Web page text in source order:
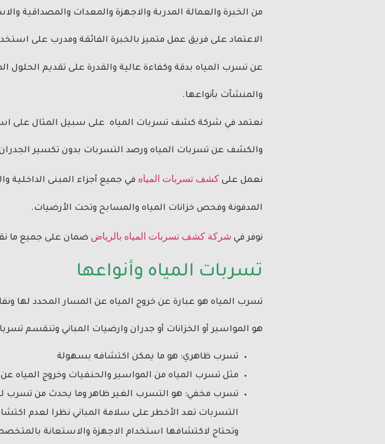
من الخبرة والعمالة المدربة والاجهزة والمعدات والمصداقية
الاعتماد على فريق عمل متميز بالخبرة الفائقة ومدرب على
عن تسرب المياه بدقة وكفاءة عالية والقدرة على تقديم الحلول
والمنشآت بأنواعها.
نعتمد في شركة كشف تسربات المياه على سبيل المثال على
والكشف عن تسربات المياه ورصد التسربات بدون تكسير
نعمل على كشف تسربات المياه في جميع أجزاء المبنى
المدفونة وفحص خزانات المياه والمسابح وتحت الأرضيات.
نوفر في شركة كشف تسربات المياه بالرياض ضمان على جميع ما
تسربات المياه وأنواعها
تسرب المياه هو عبارة عن خروج المياه عن المسار المحدد
هو المواسير أو الخزانات أو جدران وارضيات المباني وتنقسم
تسرب ظاهري: هو ما يمكن اكتشافه بسهولة
مثل تسرب المياه من المواسير والحنفيات وخروج المياه
تسرب مخفي: هو التسرب الغير ظاهر وما يحدث من تسرب
التسربات تعد الأخطر على سلامة المباني نظرا لعدم
وتحتاج لاكتشافها استخدام الاجهزة والاستعانة